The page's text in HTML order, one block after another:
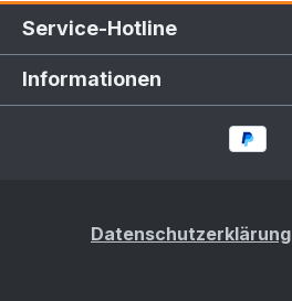
Service-Hotline
Informationen
Datenschutzerklärung